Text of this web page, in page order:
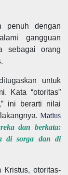
dengan
gangguan
sebagai orang
untuk
Kata “otoritas”
ini berarti nilai
Matius
dan berkata:
di sorga dan di
otoritas-